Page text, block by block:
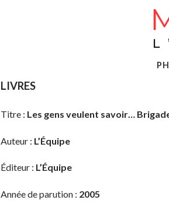
LIVRES
Titre : Les gens veulent savoir…
Auteur : L’Équipe
Éditeur : L’Équipe
Année de parution : 2005